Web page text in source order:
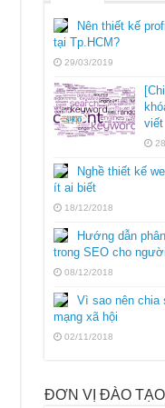
Nên thiết kế
tại Tp.HCM?
29/03/2019
viết
Nghề thiết kế
ít ai biết
18/12/2018
Hướng dẫn
trong SEO cho
08/12/2018
Vì sao nên chia
mạng xã hội
02/11/2018
ĐƠN VỊ ĐÀO